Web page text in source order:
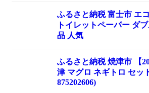
ふるさと納税 富士市 エ
トイレットペーパー ダ
品 人気
ふるさと納税 焼津市 【
津 マグロ ネギトロ セッ
875202606)